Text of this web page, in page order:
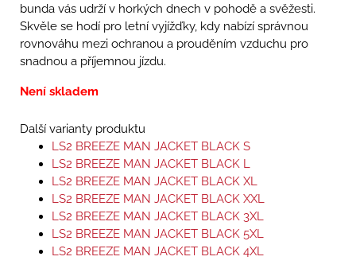
bunda vás udrží v horkých dnech v pohodě a svěžesti.
Skvěle se hodí pro letní vyjížďky, kdy nabízí správnou
rovnováhu mezi ochranou a prouděním vzduchu pro
snadnou a příjemnou jízdu.
Není skladem
Další varianty produktu
LS2 BREEZE MAN JACKET BLACK S
LS2 BREEZE MAN JACKET BLACK L
LS2 BREEZE MAN JACKET BLACK XL
LS2 BREEZE MAN JACKET BLACK XXL
LS2 BREEZE MAN JACKET BLACK 3XL
LS2 BREEZE MAN JACKET BLACK 5XL
LS2 BREEZE MAN JACKET BLACK 4XL